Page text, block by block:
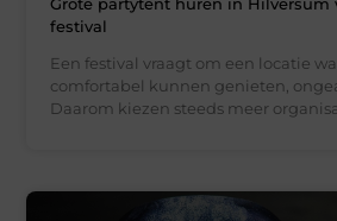
festival
Een festival vraagt om een locatie
comfortabel kunnen genieten,
Daarom kiezen steeds meer